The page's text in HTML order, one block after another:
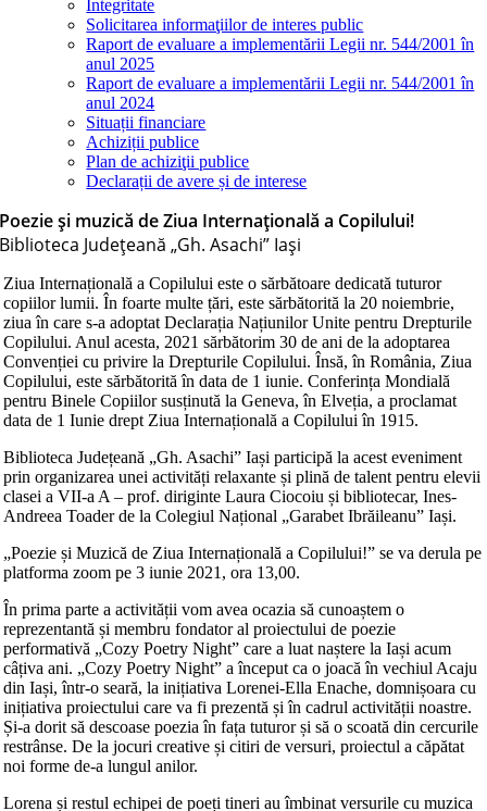
Integritate
Solicitarea informaţiilor de interes public
Raport de evaluare a implementării Legii nr. 544/2001 în
anul 2025
Raport de evaluare a implementării Legii nr. 544/2001 în
anul 2024
Situații financiare
Achiziții publice
Plan de achiziţii publice
Declarații de avere și de interese
Poezie și muzică de Ziua Internațională a Copilului!
Biblioteca Judeţeană „Gh. Asachi” Iaşi
Ziua Internațională a Copilului este o sărbătoare dedicată tuturor
copiilor lumii. În foarte multe țări, este sărbătorită la 20 noiembrie,
ziua în care s-a adoptat Declarația Națiunilor Unite pentru Drepturile
Copilului. Anul acesta, 2021 sărbătorim 30 de ani de la adoptarea
Convenției cu privire la Drepturile Copilului. Însă, în România, Ziua
Copilului, este sărbătorită în data de 1 iunie. Conferința Mondială
pentru Binele Copiilor susținută la Geneva, în Elveția, a proclamat
data de 1 Iunie drept Ziua Internațională a Copilului în 1915.
Biblioteca Județeană „Gh. Asachi” Iași participă la acest eveniment
prin organizarea unei activități relaxante și plină de talent pentru elevii
clasei a VII-a A – prof. diriginte Laura Ciocoiu și bibliotecar, Ines-
Andreea Toader de la Colegiul Național „Garabet Ibrăileanu” Iași.
„Poezie și Muzică de Ziua Internațională a Copilului!” se va derula pe
platforma zoom pe 3 iunie 2021, ora 13,00.
În prima parte a activității vom avea ocazia să cunoaștem o
reprezentantă și membru fondator al proiectului de poezie
performativă „Cozy Poetry Night” care a luat naștere la Iași acum
câțiva ani. „Cozy Poetry Night” a început ca o joacă în vechiul Acaju
din Iași, într-o seară, la inițiativa Lorenei-Ella Enache, domnișoara cu
inițiativa proiectului care va fi prezentă și în cadrul activității noastre.
Și-a dorit să descoase poezia în fața tuturor și să o scoată din cercurile
restrânse. De la jocuri creative și citiri de versuri, proiectul a căpătat
noi forme de-a lungul anilor.
Lorena și restul echipei de poeți tineri au îmbinat versurile cu muzica